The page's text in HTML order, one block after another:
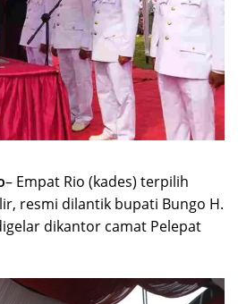
– Empat Rio (kades) terpilih
resmi dilantik bupati Bungo H.
dikantor camat Pelepat